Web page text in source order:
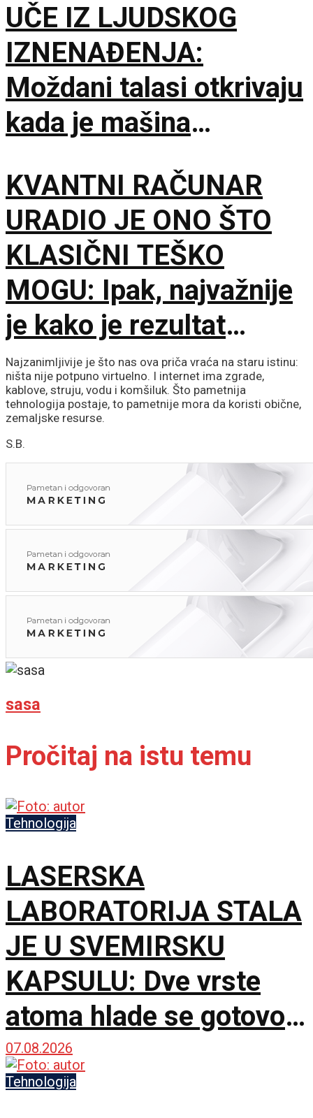
UČE IZ LJUDSKOG
IZNENAĐENJA:
Moždani talasi otkrivaju
kada je mašina
KVANTNI RAČUNAR
URADIO JE ONO ŠTO
KLASIČNI TEŠKO
MOGU: Ipak, najvažnije
je kako je rezultat
proveren
Najzanimljivije je što nas ova priča vraća na staru istinu:
ništa nije potpuno virtuelno. I internet ima zgrade,
kablove, struju, vodu i komšiluk. Što pametnija
tehnologija postaje, to pametnije mora da koristi obične,
zemaljske resurse.
S.B.
sasa
Pročitaj na istu temu
Tehnologija
LASERSKA
LABORATORIJA STALA
JE U SVEMIRSKU
KAPSULU: Dve vrste
atoma hlade se gotovo
do apsolutne nule
07.08.2026
Tehnologija